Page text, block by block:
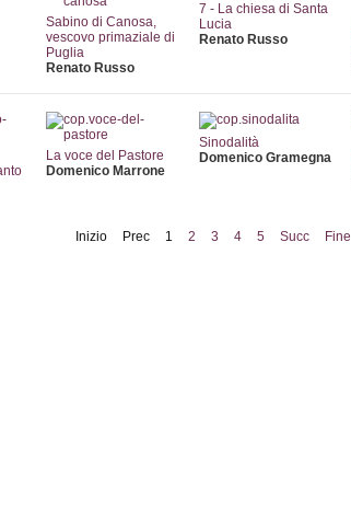
Sabino di Canosa,
vescovo primaziale di
Puglia
Renato Russo
7 - La chiesa di Santa
Lucia
Renato Russo
La voce del Pastore
Domenico Marrone
Sinodalità
Domenico Gramegna
Inizio Prec 1 2 3 4 5 Succ
Fine